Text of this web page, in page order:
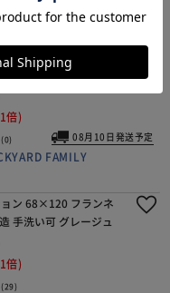
本製 アツコマタノ atsu
アマット チェアパッ
座布団 座面クッショ
ン マタノア
倍)
(0) 08月10日発送予定
FAMILY
ョン 68×120 フランネ
手洗い可 グレージュ
倍)
(29)